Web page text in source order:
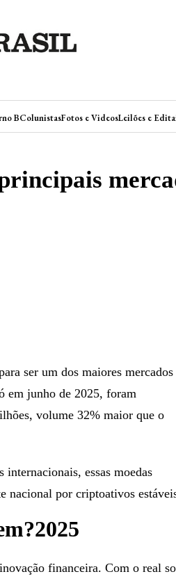
BColunistasFotos e VideosLeilões e
ser um dos maiores mercados
em junho de 2025, foram
volume 32% maior que o
essas moedas
nacional por criptoativos
financeira. Com o real